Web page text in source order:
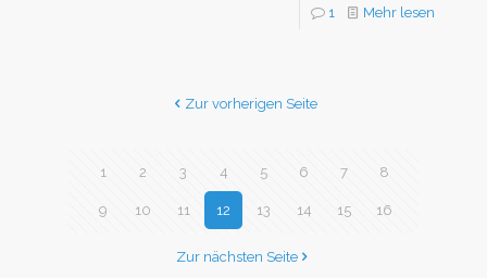
1 Mehr lesen
Zur vorherigen Seite
1 2 3 4 5 6 7 8
9 10 11 12 13 14 15 16
Zur nächsten Seite